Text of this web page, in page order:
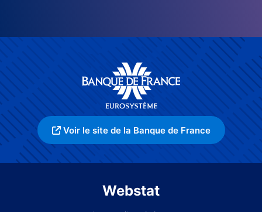
Voir le site de la Banque de France
Webstat